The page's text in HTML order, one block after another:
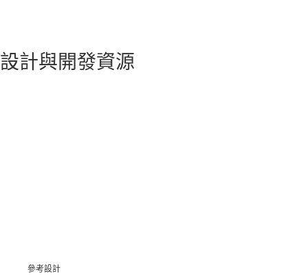
設計與開發資源
參考設計